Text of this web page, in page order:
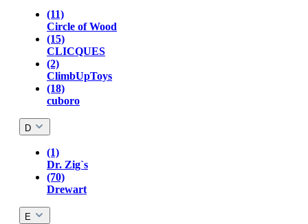
(11)
Circle of Wood
(15)
CLICQUES
(2)
ClimbUpToys
(18)
cuboro
D
(1)
Dr. Zig`s
(70)
Drewart
E